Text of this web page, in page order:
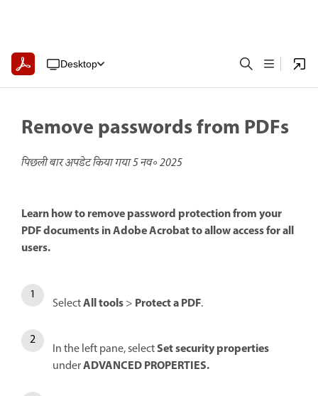
Desktop
Remove passwords from PDFs
पिछली बार अपडेट किया गया5 नव॰ 2025
Learn how to remove password protection from your
PDF documents in Adobe Acrobat to allow access for all
users.
SelectAll tools> Protect a PDF.
In the left pane, selectSet security properties
underADVANCED PROPERTIES.